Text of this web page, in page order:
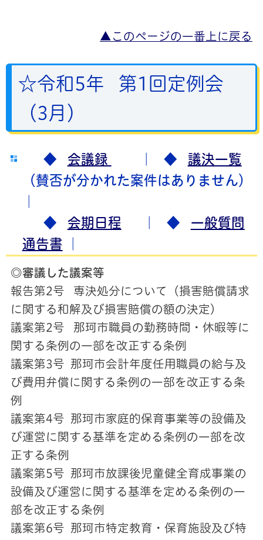
▲このページの一番上に戻る
☆令和5年 第1回定例会
（3月）
◆ 会議録 ｜ ◆ 議決一覧
（賛否が分かれた案件はありません）
◆ 会期日程 ｜ ◆ 一般質問
通告書
◎審議した議案等
報告第2号 専決処分について（損害賠償請求
に関する和解及び損害賠償の額の決定）
議案第2号 那珂市職員の勤務時間・休暇等に
関する条例の一部を改正する条例
議案第3号 那珂市会計年度任用職員の給与及
び費用弁償に関する条例の一部を改正する条
例
議案第4号 那珂市家庭的保育事業等の設備及
び運営に関する基準を定める条例の一部を改
正する条例
議案第5号 那珂市放課後児童健全育成事業の
設備及び運営に関する基準を定める条例の一
部を改正する条例
議案第6号 那珂市特定教育・保育施設及び特